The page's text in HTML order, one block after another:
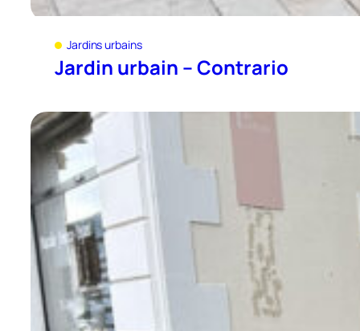
Jardins urbains
Jardin urbain – Contrario